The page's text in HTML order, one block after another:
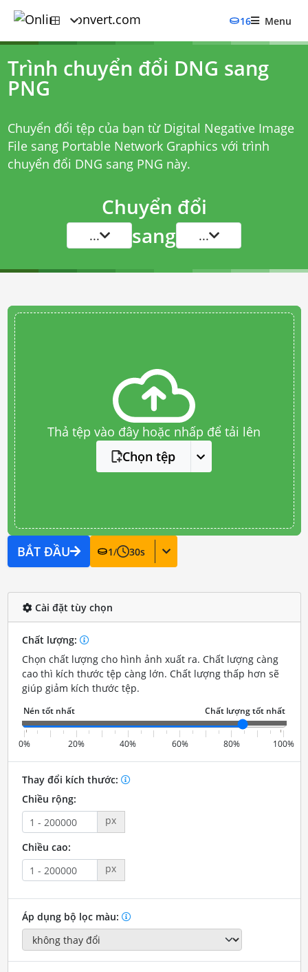
16 Menu
Trình chuyển đổi DNG sang
PNG
Chuyển đổi tệp của bạn từ Digital Negative Image
File sang Portable Network Graphics với trình
chuyển đổi DNG sang PNG này.
Chuyển đổi
... sang ...
Thả tệp vào đây hoặc nhấp để tải lên
Chọn tệp
BẮT ĐẦU 1/ 30s
Cài đặt tùy chọn
Chất lượng:
Chọn chất lượng cho hình ảnh xuất ra. Chất lượng càng
cao thì kích thước tệp càng lớn. Chất lượng thấp hơn sẽ
giúp giảm kích thước tệp.
0% 20% 40% 60% 80% 100%
Thay đổi kích thước:
Chiều rộng:
px
Chiều cao:
px
Áp dụng bộ lọc màu: